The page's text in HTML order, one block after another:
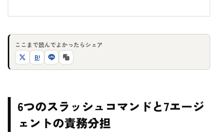
ここまで読んでよかったらシェア
B!
6つのスラッシュコマンドと7エージ
ェントの責務分担